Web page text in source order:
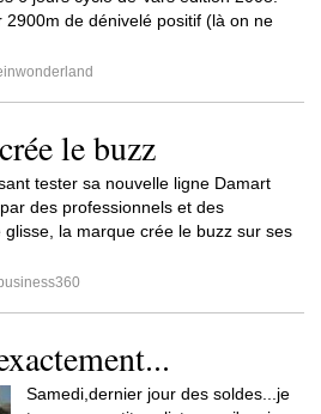
2900m de dénivelé positif (là on ne
le buzz
tester sa nouvelle ligne Damart
des professionnels et des
la marque crée le buzz sur ses
Samedi,dernier jour des soldes...je